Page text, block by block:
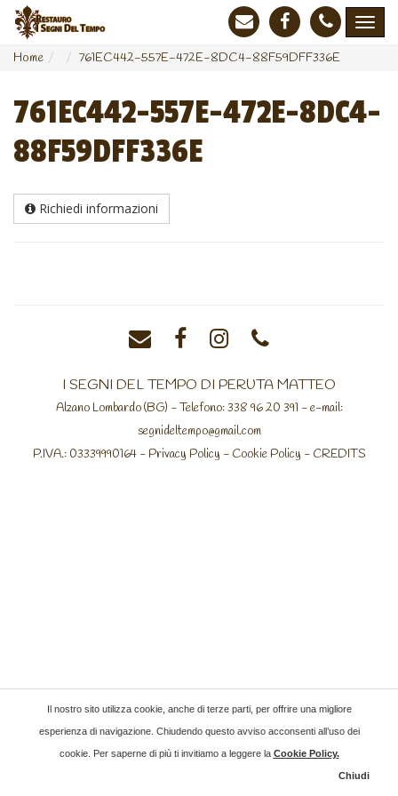
Home 761EC442-557E-472E-8DC4-88F59DFF336E
761EC442-557E-472E-8DC4-
88F59DFF336E
Richiedi informazioni
I SEGNI DEL TEMPO DI PERUTA MATTEO
Alzano Lombardo (BG) - Telefono: 338 96 20 391 - e-mail:
segnideltempo@gmail.com
P.IVA.: 03339990164 - Privacy Policy - Cookie Policy - CREDITS
Il nostro sito utilizza cookie, anche di terze parti, per offrire una migliore
esperienza di navigazione. Chiudendo questo avviso acconsenti all’uso dei
cookie. Per saperne di più ti invitiamo a leggere la Cookie Policy.
Chiudi